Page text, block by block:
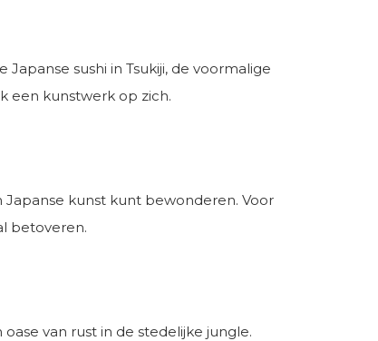
sushi in Tsukiji, de voormalige
een kunstwerk op zich.
kunst kunt bewonderen. Voor
betoveren.
van rust in de stedelijke jungle.